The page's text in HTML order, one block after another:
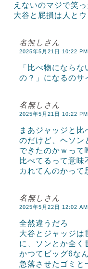
えないのマジで笑
大谷と屁損は人と
名無しさん
2025年5月21日 10:22 PM
「比べ物になら
の？」になるのサ
名無しさん
2025年5月21日 10:22 PM
まあジャッジと
のだけど、ヘソン
できたのかｗって
比べてるって意味
カれてんのかって
名無しさん
2025年5月22日 12:02 AM
全然違うだろ
大谷とジャッジは
に、ソンとか全く
かつてビッグ6な
急落させたゴミと